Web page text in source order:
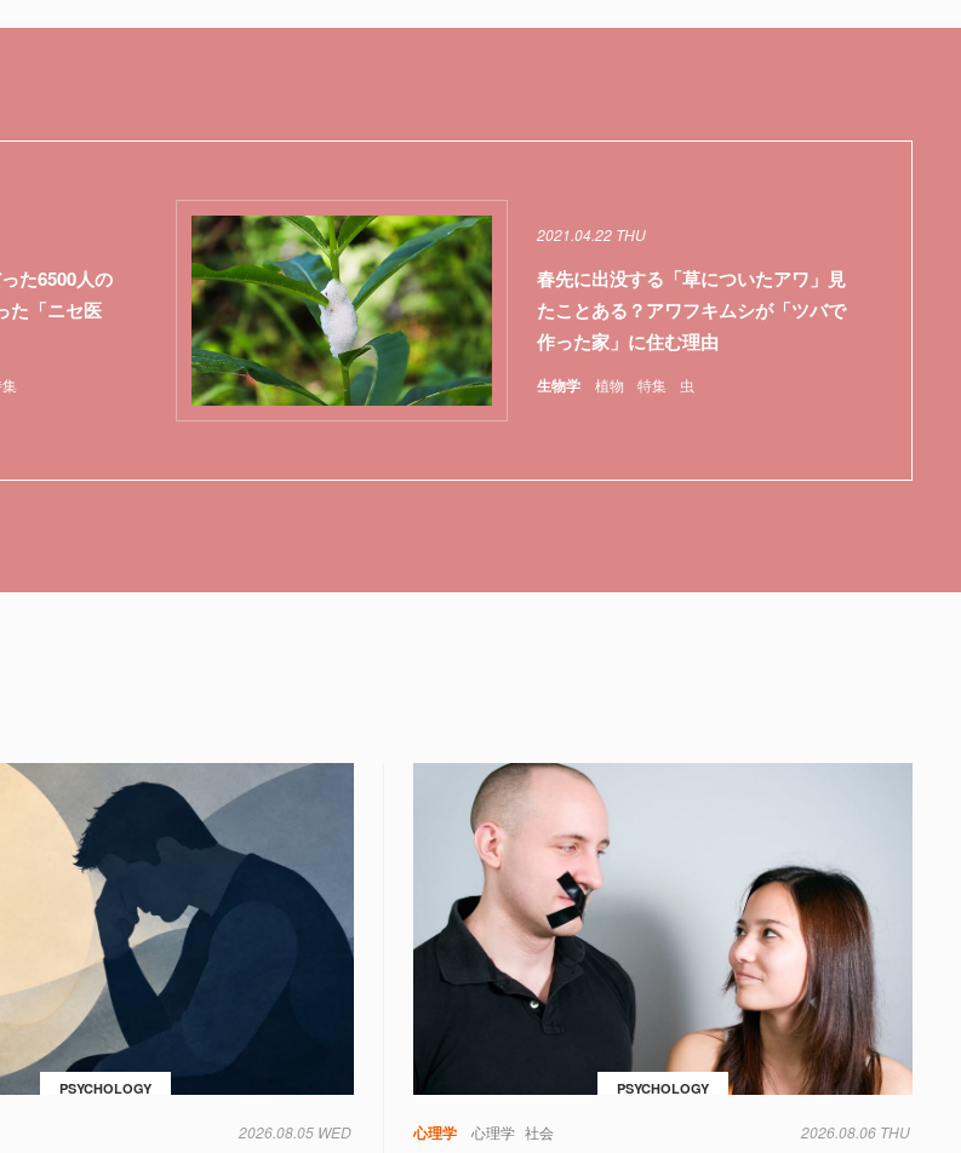
た6500人の
た「ニセ医
生物学 植物 特集 虫
2021.04.22 THU
春先に出没する「草についたアワ」見
たことある？アワフキムシが「ツバで
作った家」に住む理由
PSYCHOLOGY
2026.08.05 WED
PSYCHOLOGY
心理学 心理学 社会 2026.08.06 THU